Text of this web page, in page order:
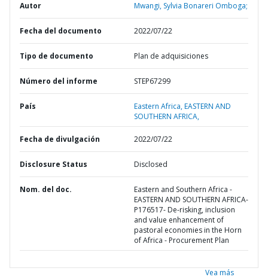
Autor Mwangi, Sylvia Bonareri Omboga;
Fecha del documento 2022/07/22
Tipo de documento Plan de adquisiciones
Número del informe STEP67299
País Eastern Africa,EASTERN AND
SOUTHERN AFRICA,
Fecha de divulgación 2022/07/22
Disclosure Status Disclosed
Nom. del doc.
Eastern and Southern Africa -
EASTERN AND SOUTHERN AFRICA-
P176517- De-risking, inclusion
and value enhancement of
pastoral economies in the Horn
of Africa - Procurement Plan
Vea más